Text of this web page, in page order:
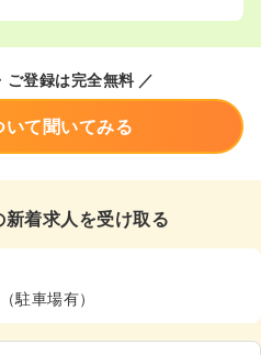
ご登録は完全無料 ／
いて聞いてみる
着求人を受け取る
駐車場有）